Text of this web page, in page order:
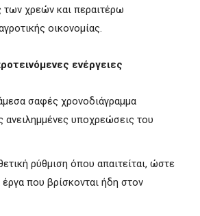
χρεών και περαιτέρω
οικονομίας.
ενέργειες
σαφές χρονοδιάγραμμα
ανειλημμένες υποχρεώσεις του
ρύθμιση όπου απαιτείται, ώστε
που βρίσκονται ήδη στον